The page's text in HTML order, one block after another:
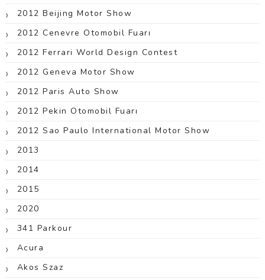
2012 Beijing Motor Show
2012 Cenevre Otomobil Fuarı
2012 Ferrari World Design Contest
2012 Geneva Motor Show
2012 Paris Auto Show
2012 Pekin Otomobil Fuarı
2012 Sao Paulo International Motor Show
2013
2014
2015
2020
341 Parkour
Acura
Akos Szaz